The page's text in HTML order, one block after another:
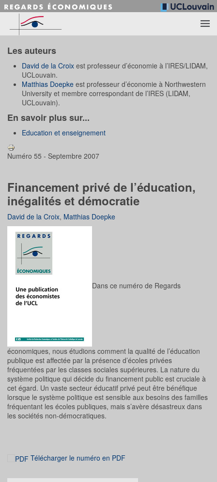
Accéder au contenu principal
Les auteurs
David de la Croix est professeur d’économie à l’IRES/LIDAM,
UCLouvain.
Matthias Doepke est professeur d’économie à Northwestern
University et membre correspondant de l’IRES (LIDAM,
UCLouvain).
En savoir plus sur...
Education et enseignement
Numéro 55 - Septembre 2007
Financement privé de l’éducation,
inégalités et démocratie
David de la Croix, Matthias Doepke
Dans ce numéro de Regards
économiques, nous étudions comment la qualité de l’éducation
publique est affectée par la présence d’écoles privées
fréquentées par les classes sociales supérieures. La nature du
système politique qui décide du financement public est cruciale à
cet égard. Un vaste secteur éducatif privé peut être bénéfique
lorsque le système politique est sensible aux besoins des familles
fréquentant les écoles publiques, mais s’avère désastreux dans
les sociétés non-démocratiques.
Télécharger le numéro en PDF